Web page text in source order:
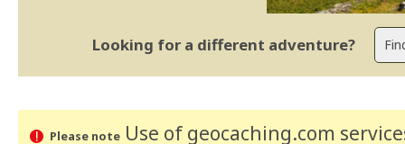
Looking for a different adventure?
Please noteUse of geocaching.com